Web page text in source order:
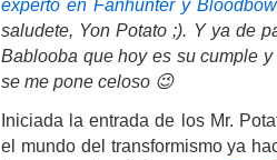
saludete, Yon Potato ;). Y ya de
Bablooba que hoy es su cumple y
se me pone celoso 😉
Iniciada la entrada de los Mr.
el mundo del transformismo ya